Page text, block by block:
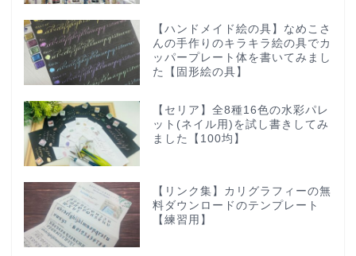
【ハンドメイド絵の具】なめこさ
んの手作りのキラキラ絵の具でカ
ッパープレート体を書いてみまし
た【固形絵の具】
【セリア】全8種16色の水彩パレ
ット(ネイル用)を試し書きしてみ
ました【100均】
【リンク集】カリグラフィーの無
料ダウンロードのテンプレート
【練習用】